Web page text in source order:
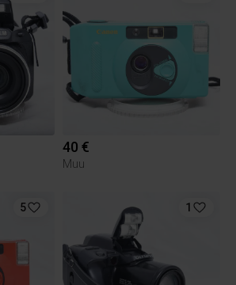
40 €
Muu
5 1